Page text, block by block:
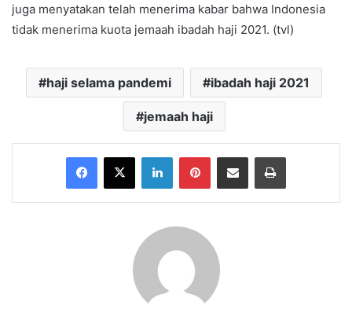
juga menyatakan telah menerima kabar bahwa Indonesia
tidak menerima kuota jemaah ibadah haji 2021. (tvl)
haji selama pandemi ibadah haji 2021
jemaah haji
Facebook
X LinkedInPinterestShare via Email Print